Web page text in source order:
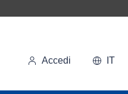
Accedi IT